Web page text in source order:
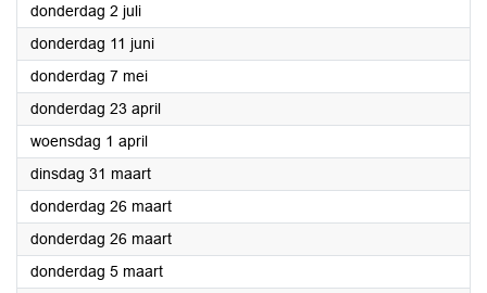
donderdag 2 juli2026
donderdag 11 juni2026
donderdag 7 mei2026
donderdag 23 april2026
woensdag 1 april2026
dinsdag 31 maart2026
donderdag 26 maart2026
donderdag 26 maart2026
donderdag 5 maart2026